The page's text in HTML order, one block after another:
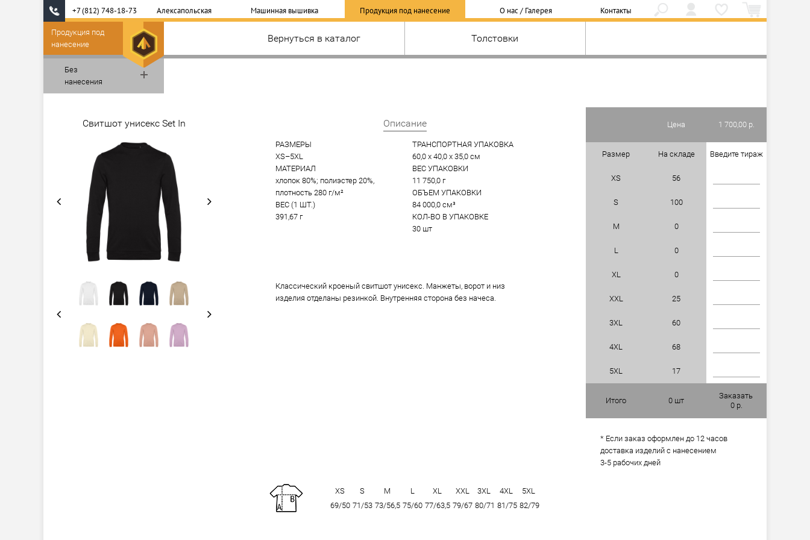
+7 (812) 748-18-73 Алексапольская Машинная вышивка Продукция под нанесение О нас / Галерея Контакты
Вернуться в каталог Толстовки
Продукция под
нанесение
Без
нанесения
Свитшот унисекс Set In Цена 1 700,00 р.
Размер На складе Введите тираж
XS 56
S 100
M 0
L 0
XL 0
XXL 25
3XL 60
4XL 68
5XL 17
Итого 0 шт
Заказать
0 р.
* Если заказ оформлен до 12 часов
доставка изделий с нанесением
3-5 рабочих дней
Описание
РАЗМЕРЫ
XS–5XL
МАТЕРИАЛ
хлопок 80%; полиэстер 20%,
плотность 280 г/м²
ВЕС (1 ШТ.)
391,67 г
ТРАНСПОРТНАЯ УПАКОВКА
60,0 x 40,0 x 35,0 см
ВЕС УПАКОВКИ
11 750,0 г
ОБЪЕМ УПАКОВКИ
84 000,0 см³
КОЛ-ВО В УПАКОВКЕ
30 шт
Классический кроеный свитшот унисекс. Манжеты, ворот и низ
изделия отделаны резинкой. Внутренняя сторона без начеса.
XS S M L XL XXL 3XL 4XL
5XL
69/50 71/53 73/56,5 75/60 77/63,5 79/67 80/71 81/75 82/79